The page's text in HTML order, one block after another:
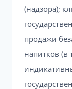
(надзора);
продажи
напитков (в